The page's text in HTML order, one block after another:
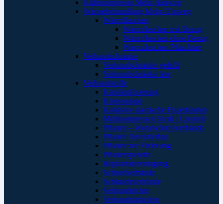
Kältekompresse Mehr-/Einweg
Wärmebehandlung Mehr-/Einweg
Wärmflaschen
Wärmflaschen mit Bezug
Wärmflaschen ohne Bezug
Wärmflaschen Plüschtier
Verbandschränke
Verbandschränke gefüllt
Verbandschränke leer
Verbandstoffe
Kanülenfixierung
Kinesoptape
Kohäsive elastische Fixierbinden
Mullkompressen Steril / Unsteril
Pflaster – Wundschnellverbände
Pflaster Detektierbar
Pflaster zur Fixierung
Pflasterspender
Replantatversorgung
Schnellverbände
Schlauchverbände
Verbandtücher
Verbandpäckchen